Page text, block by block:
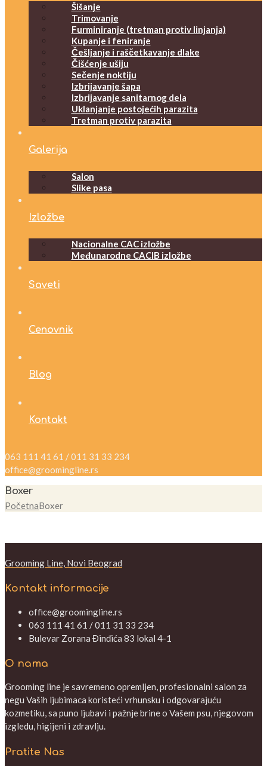
Šišanje
Trimovanje
Furminiranje (tretman protiv linjanja)
Kupanje i feniranje
Češljanje i raščetkavanje dlake
Čišćenje ušiju
Sečenje noktiju
Izbrijavanje šapa
Izbrijavanje sanitarnog dela
Uklanjanje postojećih parazita
Tretman protiv parazita
Galerija
Salon
Slike pasa
Izložbe
Nacionalne CAC izložbe
Međunarodne CACIB izložbe
Saveti
Cenovnik
Blog
Kontakt
063 111 41 61 / 011 31 33 234
office@groomingline.rs
Boxer
PočetnaBoxer
Grooming Line, Novi Beograd
Kontakt informacije
office@groomingline.rs
063 111 41 61 / 011 31 33 234
Bulevar Zorana Đinđića 83 lokal 4-1
O nama
Grooming line je savremeno opremljen, profesionalni salon za
negu Vaših ljubimaca koristeći vrhunsku i odgovarajuću
kozmetiku, sa puno ljubavi i pažnje brine o Vašem psu, njegovom
izgledu, higijeni i zdravlju.
Pratite Nas